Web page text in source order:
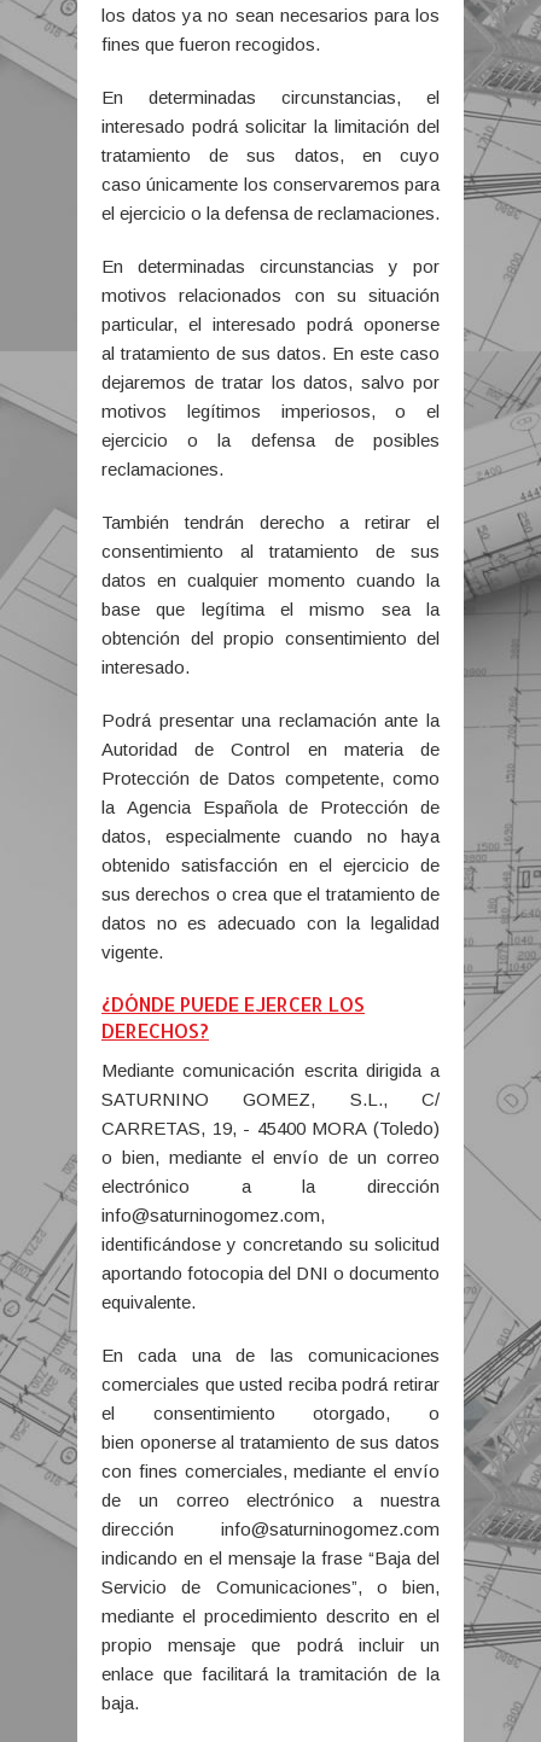
los datos ya no sean necesarios para los
fines que fueron recogidos.
En determinadas circunstancias, el
interesado podrá solicitar la limitación del
tratamiento de sus datos, en cuyo
caso únicamente los conservaremos para
el ejercicio o la defensa de reclamaciones.
En determinadas circunstancias y por
motivos relacionados con su situación
particular, el interesado podrá oponerse
al tratamiento de sus datos. En este caso
dejaremos de tratar los datos, salvo por
motivos legítimos imperiosos, o el
ejercicio o la defensa de posibles
reclamaciones.
También tendrán derecho a retirar el
consentimiento al tratamiento de sus
datos en cualquier momento cuando la
base que legítima el mismo sea la
obtención del propio consentimiento del
interesado.
Podrá presentar una reclamación ante la
Autoridad de Control en materia de
Protección de Datos competente, como
la Agencia Española de Protección de
datos, especialmente cuando no haya
obtenido satisfacción en el ejercicio de
sus derechos o crea que el tratamiento de
datos no es adecuado con la legalidad
vigente.
¿DÓNDE PUEDE EJERCER LOS
DERECHOS?
Mediante comunicación escrita dirigida a
SATURNINO GOMEZ, S.L., C/
CARRETAS, 19, - 45400 MORA (Toledo)
o bien, mediante el envío de un correo
electrónico a la dirección
info@saturninogomez.com,
identificándose y concretando su solicitud
aportando fotocopia del DNI o documento
equivalente.
En cada una de las comunicaciones
comerciales que usted reciba podrá retirar
el consentimiento otorgado, o
bien oponerse al tratamiento de sus datos
con fines comerciales, mediante el envío
de un correo electrónico a nuestra
dirección info@saturninogomez.com
indicando en el mensaje la frase “Baja del
Servicio de Comunicaciones”, o bien,
mediante el procedimiento descrito en el
propio mensaje que podrá incluir un
enlace que facilitará la tramitación de la
baja.